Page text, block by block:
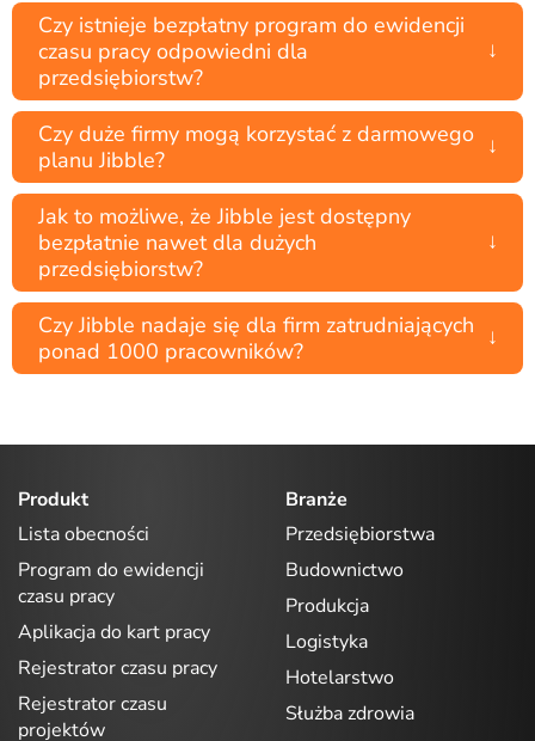
Czy istnieje bezpłatny program do ewidencji
czasu pracy odpowiedni dla
przedsiębiorstw?
↓
Czy duże firmy mogą korzystać z darmowego
planu Jibble?
↓
Jak to możliwe, że Jibble jest dostępny
bezpłatnie nawet dla dużych
przedsiębiorstw?
↓
Czy Jibble nadaje się dla firm zatrudniających
ponad 1000 pracowników?
↓
Produkt
Lista obecności
Program do ewidencji
czasu pracy
Aplikacja do kart pracy
Rejestrator czasu pracy
Rejestrator czasu
projektów
Branże
Przedsiębiorstwa
Budownictwo
Produkcja
Logistyka
Hotelarstwo
Służba zdrowia